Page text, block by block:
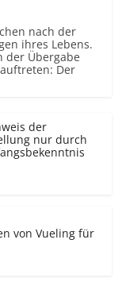
nach der
ihres Lebens.
der Übergabe
Der
der
nur durch
von Vueling für